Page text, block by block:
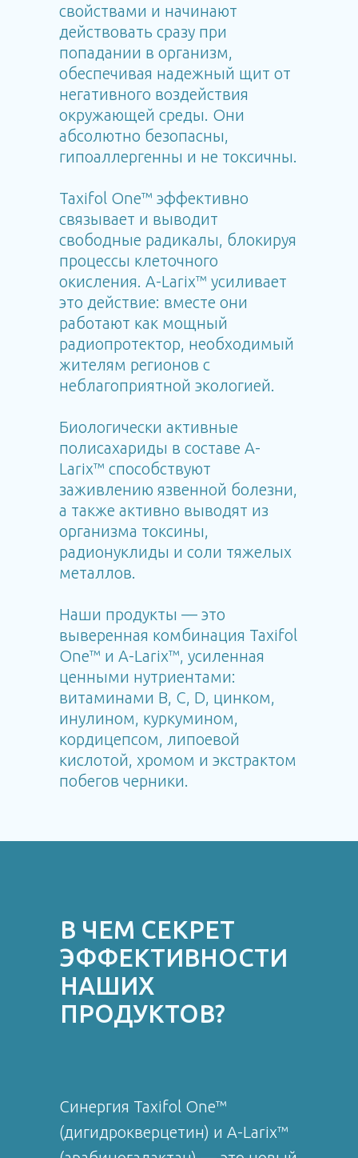
свойствами и начинают
действовать сразу при
попадании в организм,
обеспечивая надежный щит от
негативного воздействия
окружающей среды. Они
абсолютно безопасны,
гипоаллергенны и не токсичны.
Taxifol One™ эффективно
связывает и выводит
свободные радикалы, блокируя
процессы клеточного
окисления. A-Larix™ усиливает
это действие: вместе они
работают как мощный
радиопротектор, необходимый
жителям регионов с
неблагоприятной экологией.
Биологически активные
полисахариды в составе A-
Larix™ способствуют
заживлению язвенной болезни,
а также активно выводят из
организма токсины,
радионуклиды и соли тяжелых
металлов.
Наши продукты — это
выверенная комбинация Taxifol
One™ и A-Larix™, усиленная
ценными нутриентами:
витаминами B, C, D, цинком,
инулином, куркумином,
кордицепсом, липоевой
кислотой, хромом и экстрактом
побегов черники.
В ЧЕМ СЕКРЕТ
ЭФФЕКТИВНОСТИ
НАШИХ
ПРОДУКТОВ?
Синергия Taxifol One™
(дигидрокверцетин) и A-Larix™